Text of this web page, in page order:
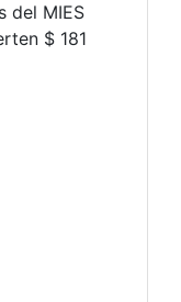
del MIES
$ 181